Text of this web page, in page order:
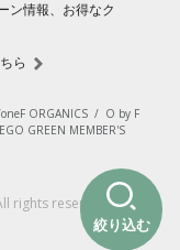
絞り込む
免責事項
ン情報、お得なク
ら
F ORGANICS/ O by F
GO GREEN MEMBER'S
rights reserved.